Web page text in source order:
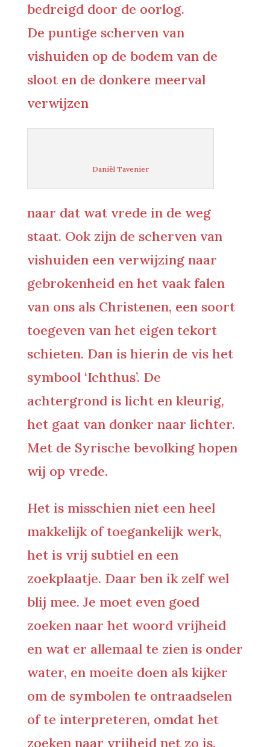
bedreigd door de oorlog.
De puntige scherven van
vishuiden op de bodem van de
sloot en de donkere meerval
verwijzen
Daniël Tavenier
naar dat wat vrede in de weg
staat. Ook zijn de scherven van
vishuiden een verwijzing naar
gebrokenheid en het vaak falen
van ons als Christenen, een soort
toegeven van het eigen tekort
schieten. Dan is hierin de vis het
symbool ‘Ichthus’. De
achtergrond is licht en kleurig,
het gaat van donker naar lichter.
Met de Syrische bevolking hopen
wij op vrede.
Het is misschien niet een heel
makkelijk of toegankelijk werk,
het is vrij subtiel en een
zoekplaatje. Daar ben ik zelf wel
blij mee. Je moet even goed
zoeken naar het woord vrijheid
en wat er allemaal te zien is onder
water, en moeite doen als kijker
om de symbolen te ontraadselen
of te interpreteren, omdat het
zoeken naar vrijheid net zo is.